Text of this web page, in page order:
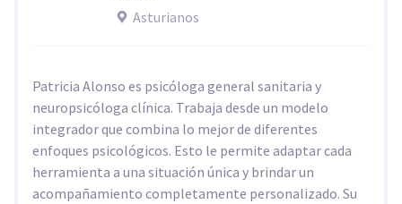
Asturianos
Patricia Alonso es psicóloga general sanitaria y
neuropsicóloga clínica. Trabaja desde un modelo
integrador que combina lo mejor de diferentes
enfoques psicológicos. Esto le permite adaptar cada
herramienta a una situación única y brindar un
acompañamiento completamente personalizado. Su